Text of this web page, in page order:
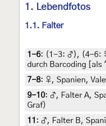
1. Lebendfotos
1.1. Falter
1-6: (1-3: ♂), (4-6:
durch Barcoding [als
7-8: ♀, Spanien,
9-10: ♂, Falter A,
Graf)
11 : ♂, Falter B,